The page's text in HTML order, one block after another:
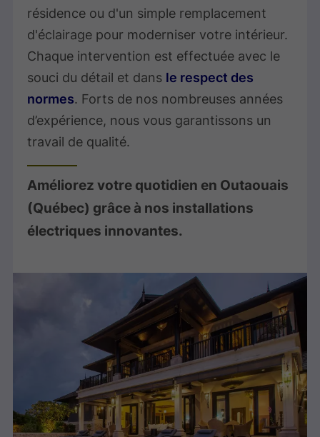
résidence ou d'un simple remplacement
d'éclairage pour moderniser votre intérieur.
Chaque intervention est effectuée avec le
souci du détail et dans le respect des
normes. Forts de nos nombreuses années
d’expérience, nous vous garantissons un
travail de qualité.
Améliorez votre quotidien en Outaouais
(Québec) grâce à nos installations
électriques innovantes.